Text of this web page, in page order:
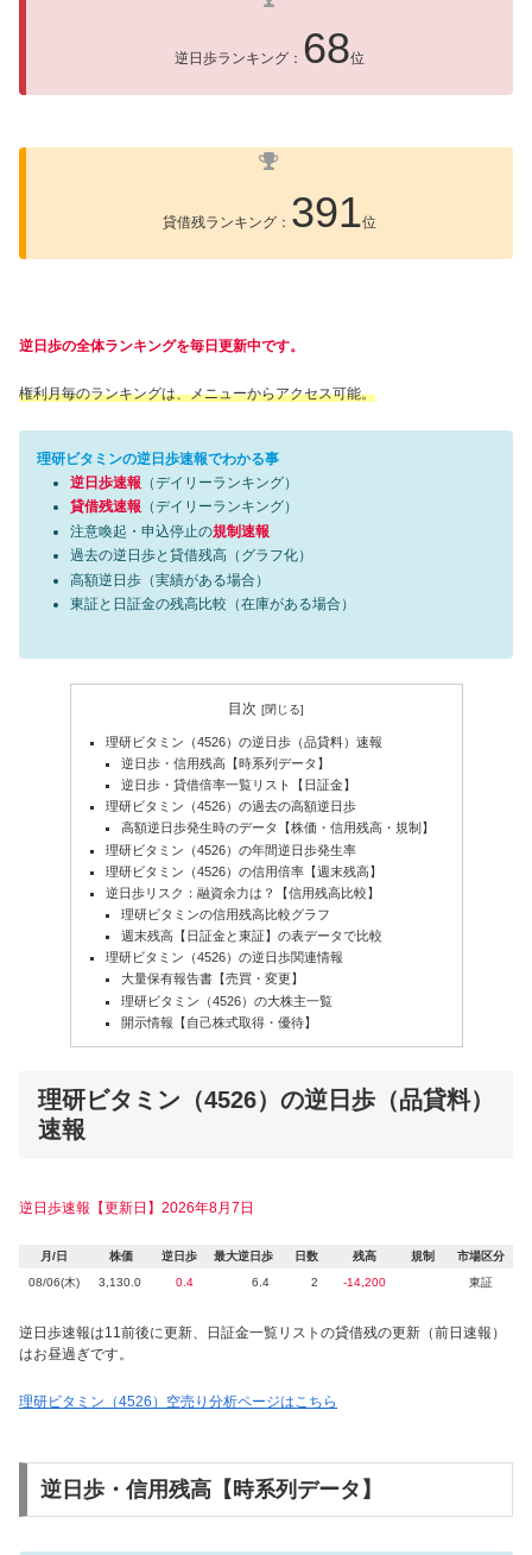
逆日歩ランキング： 68位
貸借残ランキング： 391位
逆日歩の全体ランキングを毎日更新中です。
権利月毎のランキングは、メニューからアクセス可能。
理研ビタミンの逆日歩速報でわかる事
逆日歩速報 （デイリーランキング）
貸借残速報 （デイリーランキング）
注意喚起・申込停止の規制速報
過去の逆日歩と貸借残高（グラフ化）
高額逆日歩（実績がある場合）
東証と日証金の残高比較（在庫がある場合）
目次
理研ビタミン（4526）の逆日歩（品貸料）速報
逆日歩・信用残高【時系列データ】
逆日歩・貸借倍率一覧リスト【日証金】
理研ビタミン（4526）の過去の高額逆日歩
高額逆日歩発生時のデータ【株価・信用残高・規制】
理研ビタミン（4526）の年間逆日歩発生率
理研ビタミン（4526）の信用倍率【週末残高】
逆日歩リスク：融資余力は？【信用残高比較】
理研ビタミンの信用残高比較グラフ
週末残高【日証金と東証】の表データで比較
理研ビタミン（4526）の逆日歩関連情報
大量保有報告書【売買・変更】
理研ビタミン（4526）の大株主一覧
開示情報【自己株式取得・優待】
理研ビタミン（4526）の逆日歩（品貸料）
速報
逆日歩速報【更新日】2026年8月7日
月/日 株価 逆日歩 最大逆日歩 日数 残高 規制
市場区分
08/06(木)
3,130.0 0.4 6.4 2 -14,200 東証
逆日歩速報は11前後に更新、日証金一覧リストの貸借残の更新（前日速報）
はお昼過ぎです。
理研ビタミン（4526）空売り分析ページはこちら
逆日歩・信用残高【時系列データ】